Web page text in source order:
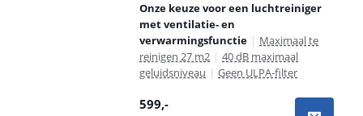
Onze keuze voor een luchtreiniger
met ventilatie- en
verwarmingsfunctie | Maximaal te
reinigen 27 m2 | 40 dB maximaal
geluidsniveau | Geen ULPA-filter
599,-